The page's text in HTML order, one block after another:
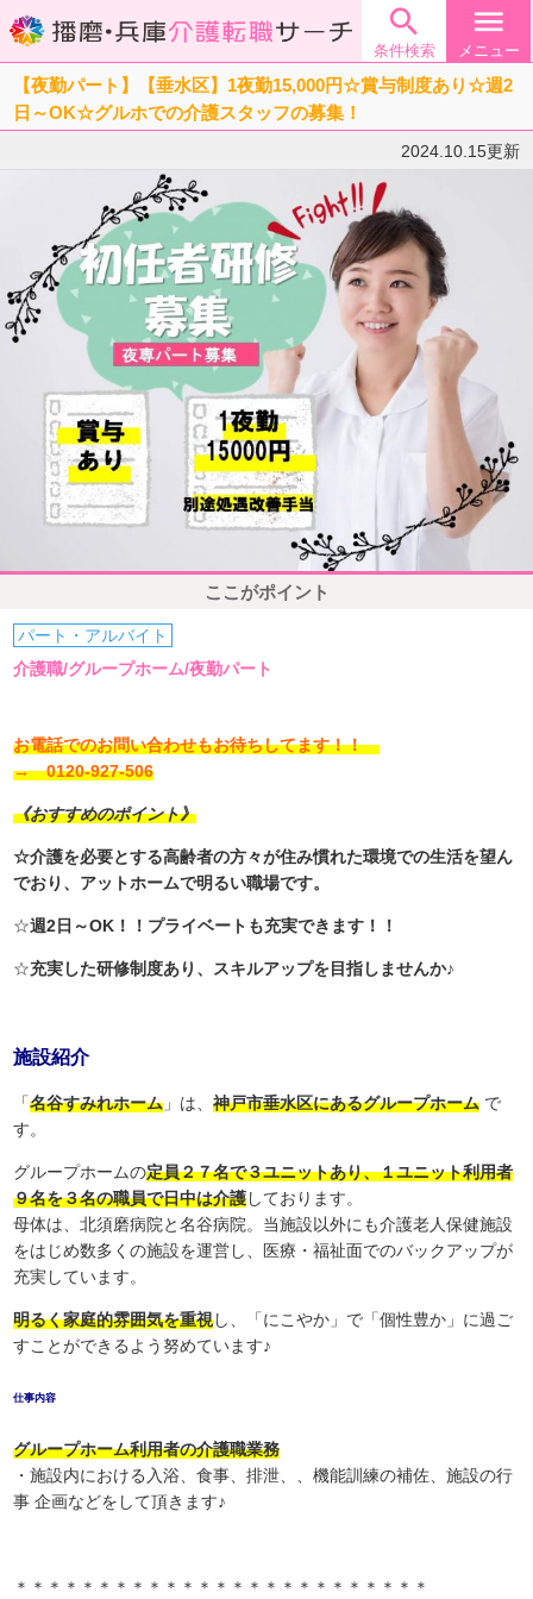

条件検索
menu
メニュー
【夜勤パート】【垂水区】1夜勤15,000円☆賞与制度あり☆週2
日～OK☆グルホでの介護スタッフの募集！
2024.10.15更新
ここがポイント
パート・アルバイト
介護職/グループホーム/夜勤パート
お電話でのお問い合わせもお待ちしてます！！
→ 0120-927-506
《おすすめのポイント》
☆介護を必要とする高齢者の方々が住み慣れた環境での生活を望ん
でおり、アットホームで明るい職場です。
☆週2日～OK！！プライベートも充実できます！！
☆充実した研修制度あり、スキルアップを目指しませんか♪
施設紹介
「名谷すみれホーム 」は、神戸市垂水区にあるグループホーム で
す。
グループホームの定員２７名で３ユニットあり、１ユニット利用者
９名を３名の職員で日中は介護しております。
母体は、北須磨病院と名谷病院。当施設以外にも介護老人保健施設
をはじめ数多くの施設を運営し、医療・福祉面でのバックアップが
充実しています。
明るく家庭的雰囲気を重視し、「にこやか」で「個性豊か」に過ご
すことができるよう努めています♪
仕事内容
グループホーム利用者の介護職業務
・施設内における入浴、食事、排泄、、機能訓練の補佐、施設の行
事 企画などをして頂きます♪
＊＊＊＊＊＊＊＊＊＊＊＊＊＊＊＊＊＊＊＊＊＊＊＊＊